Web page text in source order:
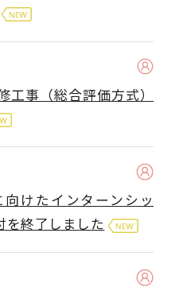
事（総合評価方式）
けたインターンシッ
を終了しました